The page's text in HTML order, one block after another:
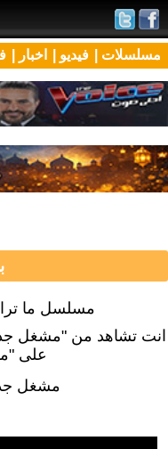
مسلسلات | فيديو | اخبار |
مسلسل ما
انت تشاهد من "مشغل
على
مشغل